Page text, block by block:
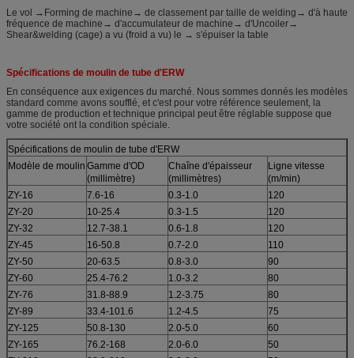
Le vol →Forming de machine→ de classement par taille de welding→ d'à haute
fréquence de machine→ d'accumulateur de machine→ d'Uncoiler→
Shear&welding (cage) a vu (froid a vu) le → s'épuiser la table
Spécifications de moulin de tube d'ERW
En conséquence aux exigences du marché. Nous sommes donnés les modèles
standard comme avons soufflé, et c'est pour votre référence seulement, la
gamme de production et technique principal peut être réglable suppose que
votre société ont la condition spéciale.
Spécifications de moulin de tube d'ERW
Modèle de moulin Gamme d'OD
(millimètre)
Chaîne d'épaisseur
(millimètres)
Ligne vitesse
(m/min)
ZY-16
7.6-16 0.3-1.0
120
ZY-20
10-25.4 0.3-1.5
120
ZY-32
12.7-38.1 0.6-1.8
120
ZY-45
16-50.8 0.7-2.0
110
ZY-50
20-63.5 0.8-3.0
90
ZY-60
25.4-76.2 1.0-3.2
80
ZY-76
31.8-88.9 1.2-3.75
80
ZY-89
33.4-101.6 1.2-4.5
75
ZY-125
50.8-130 2.0-5.0
60
ZY-165
76.2-168 2.0-6.0
50